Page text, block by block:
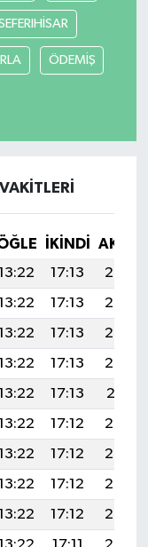
ÖDEMİŞ
İKINDI
17:13
20:34
17:13
20:33
17:13
20:33
17:13
20:32
17:13
20:31
17:12
20:30
17:12
20:29
17:12
20:28
17:12
20:27